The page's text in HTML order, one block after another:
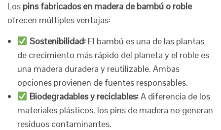
Los pins fabricados en madera de bambú o roble
ofrecen múltiples ventajas:
Sostenibilidad:El bambú es una de las plantas
de crecimiento más rápido del planeta y el roble es
una madera duradera y reutilizable. Ambas
opciones provienen de fuentes responsables.
Biodegradables y reciclables:A diferencia de los
materiales plásticos, los pins de madera no generan
residuos contaminantes.